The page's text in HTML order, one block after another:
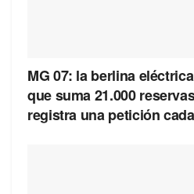
MG 07: la berlina
que suma 21.000
registra una petición